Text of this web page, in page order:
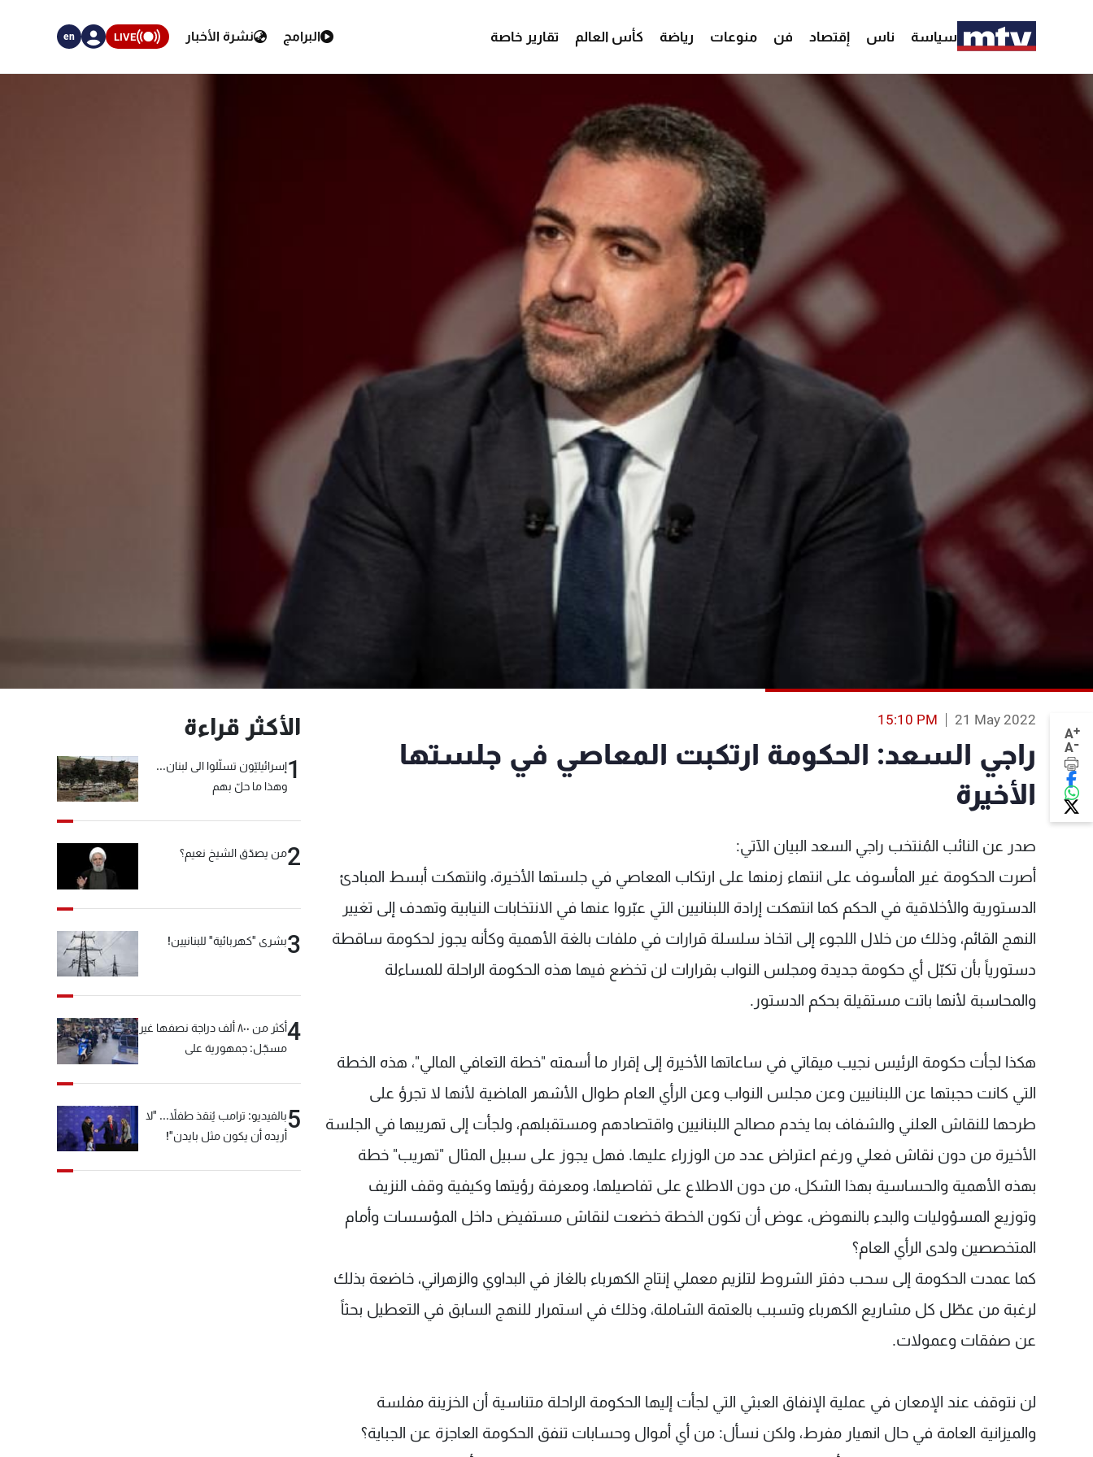
سياسة ناس إقتصاد فن منوعات رياضة كأس العالم تقارير خاصة البرامج نشرة الأخبار LIVE
en
A+
A-
21 May 2022
15:10 PM
راجي السعد: الحكومة ارتكبت المعاصي في جلستها
الأخيرة
صدر عن النائب المُنتخب راجي السعد البيان الآتي:
أصرت الحكومة غير المأسوف على انتهاء زمنها على ارتكاب المعاصي في جلستها الأخيرة، وانتهكت أبسط المبادئ
الدستورية والأخلاقية في الحكم كما انتهكت إرادة اللبنانيين التي عبّروا عنها في الانتخابات النيابية وتهدف إلى تغيير
النهج القائم، وذلك من خلال اللجوء إلى اتخاذ سلسلة قرارات في ملفات بالغة الأهمية وكأنه يجوز لحكومة ساقطة
دستورياً بأن تكبّل أي حكومة جديدة ومجلس النواب بقرارات لن تخضع فيها هذه الحكومة الراحلة للمساءلة
والمحاسبة لأنها باتت مستقيلة بحكم الدستور.
هكذا لجأت حكومة الرئيس نجيب ميقاتي في ساعاتها الأخيرة إلى إقرار ما أسمته "خطة التعافي المالي"، هذه الخطة
التي كانت حجبتها عن اللبنانيين وعن مجلس النواب وعن الرأي العام طوال الأشهر الماضية لأنها لا تجرؤ على
طرحها للنقاش العلني والشفاف بما يخدم مصالح اللبنانيين واقتصادهم ومستقبلهم، ولجأت إلى تهريبها في الجلسة
الأخيرة من دون نقاش فعلي ورغم اعتراض عدد من الوزراء عليها. فهل يجوز على سبيل المثال "تهريب" خطة
بهذه الأهمية والحساسية بهذا الشكل، من دون الاطلاع على تفاصيلها، ومعرفة رؤيتها وكيفية وقف النزيف
وتوزيع المسؤوليات والبدء بالنهوض، عوض أن تكون الخطة خضعت لنقاش مستفيض داخل المؤسسات وأمام
المتخصصين ولدى الرأي العام؟
كما عمدت الحكومة إلى سحب دفتر الشروط لتلزيم معملي إنتاج الكهرباء بالغاز في البداوي والزهراني، خاضعة بذلك
لرغبة من عطّل كل مشاريع الكهرباء وتسبب بالعتمة الشاملة، وذلك في استمرار للنهج السابق في التعطيل بحثاً
عن صفقات وعمولات.
لن نتوقف عند الإمعان في عملية الإنفاق العبثي التي لجأت إليها الحكومة الراحلة متناسية أن الخزينة مفلسة
والميزانية العامة في حال انهيار مفرط، ولكن نسأل: من أي أموال وحسابات تنفق الحكومة العاجزة عن الجباية؟
الأكثر قراءة
1إسرائيليّون تسلّلوا الى لبنان...
وهذا ما حلّ بهم
2من يصدّق الشيخ نعيم؟
3بشرى "كهربائية" للبنانيين!
4
أكثر من ٨٠٠ ألف دراجة نصفها غير
مسجّل: جمهورية على
5بالفيديو: ترامب يُنقذ طفلاً... "لا
أريده أن يكون مثل بايدن"!